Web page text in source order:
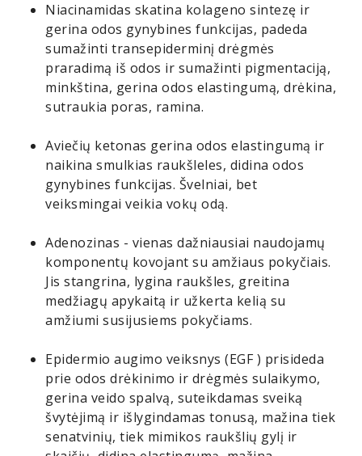
Niacinamidas skatina kolageno sintezę ir
gerina odos gynybines funkcijas, padeda
sumažinti transepiderminį drėgmės
praradimą iš odos ir sumažinti pigmentaciją,
minkština, gerina odos elastingumą, drėkina,
sutraukia poras, ramina.
Aviečių ketonas gerina odos elastingumą ir
naikina smulkias raukšleles, didina odos
gynybines funkcijas. Švelniai, bet
veiksmingai veikia vokų odą.
Adenozinas - vienas dažniausiai naudojamų
komponentų kovojant su amžiaus pokyčiais.
Jis stangrina, lygina raukšles, greitina
medžiagų apykaitą ir užkerta kelią su
amžiumi susijusiems pokyčiams.
Epidermio augimo veiksnys (EGF ) prisideda
prie odos drėkinimo ir drėgmės sulaikymo,
gerina veido spalvą, suteikdamas sveiką
švytėjimą ir išlygindamas tonusą, mažina tiek
senatvinių, tiek mimikos raukšlių gylį ir